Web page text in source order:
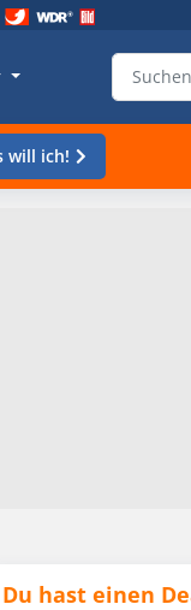
will ich!
Du hast einen